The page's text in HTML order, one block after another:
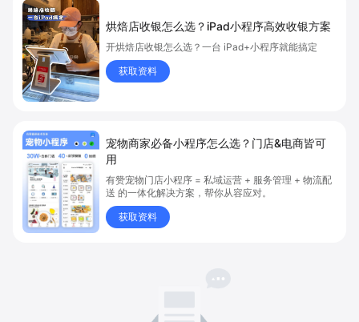
烘焙店收银怎么选？iPad小程序高效收银方案
开烘焙店收银怎么选？一台 iPad+小程序就能搞定
获取资料
宠物商家必备小程序怎么选？门店&电商皆可
用
有赞宠物门店小程序 = 私域运营 + 服务管理 + 物流配
送 的一体化解决方案，帮你从容应对。
获取资料